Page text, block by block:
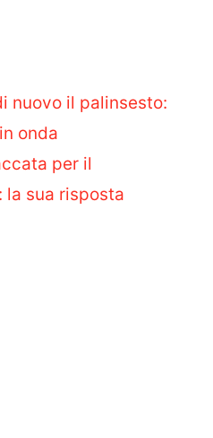
nuovo il palinsesto:
onda
per il
la sua risposta